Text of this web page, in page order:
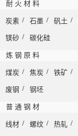
耐 火 材 料
炭素 / 石墨 / 矾土 /
镁砂 / 碳化硅
炼 钢 原 料
煤炭 / 焦炭 / 铁矿 /
废钢 / 钢坯
普 通 钢 材
线材 / 螺纹 / 热轧 /